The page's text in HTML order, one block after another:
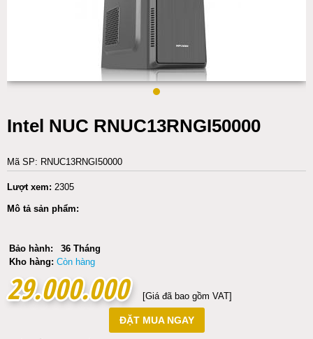
Intel NUC RNUC13RNGI50000
Mã SP: RNUC13RNGI50000
Lượt xem: 2305
Mô tả sản phẩm:
Bảo hành:
36 Tháng
Kho hàng: Còn hàng
29.000.000
29.000.000 [Giá đã bao gồm VAT]
ĐẶT MUA NGAY